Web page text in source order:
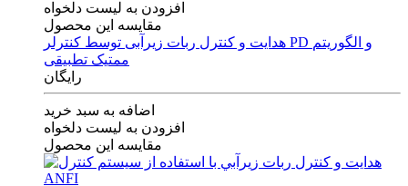
افزودن به لیست دلخواه
مقایسه این محصول
هدایت و کنترل ربات زیرآبی توسط کنترلر PD و الگوریتم
ممتیک تطبیقی
رایگان
اضافه به سبد خرید
افزودن به لیست دلخواه
مقایسه این محصول